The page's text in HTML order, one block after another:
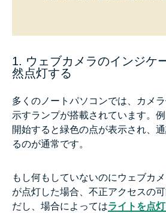
1. ウェブカメラのインジケ
然点灯する
多くのノートパソコンでは、カメ
示すランプが搭載されています。
開始すると緑色の点が表示され、
るのが通常です。
もし何もしていないのにウェブカ
が点灯した場合、不正アクセスの
だし、場合によってはライトを点